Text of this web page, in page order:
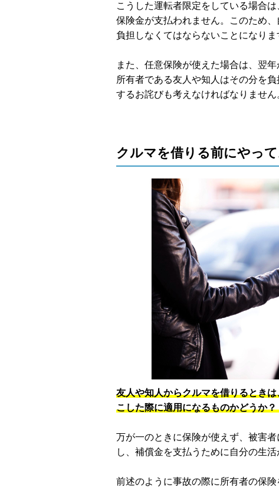
こうした運転者限定をしている場合
保険金が支払われません。このため
負担しなくてはならないことになりま
また、任意保険が使えた場合は、翌
所有者である友人や知人はその分を
するお詫びも考えなければなりません
クルマを借りる前にやっ
友人や知人からクルマを借りるとき
こした際に適用になるものかどうか
万が一のときに保険が使えず、被害
し、補償金を支払うために自分の生活
前述のように事故の際に所有者の保